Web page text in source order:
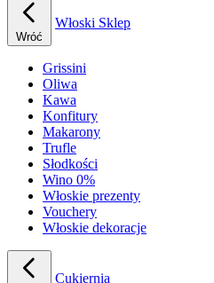
Wróć
Włoski Sklep
Grissini
Oliwa
Kawa
Konfitury
Makarony
Trufle
Słodkości
Wino 0%
Włoskie prezenty
Vouchery
Włoskie dekoracje
Cukiernia